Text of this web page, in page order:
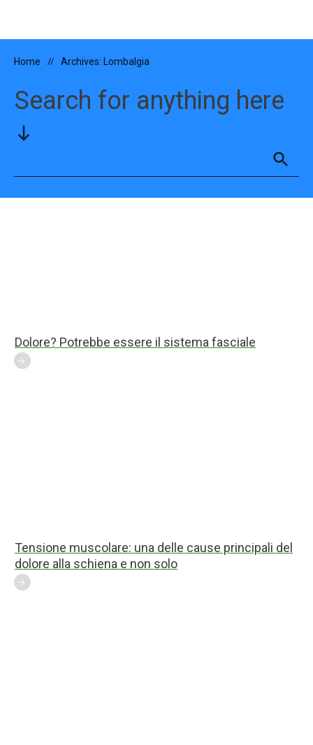
Home // Archives: Lombalgia
Search for anything here
Dolore? Potrebbe essere il sistema fasciale
Tensione muscolare: una delle cause principali del
dolore alla schiena e non solo